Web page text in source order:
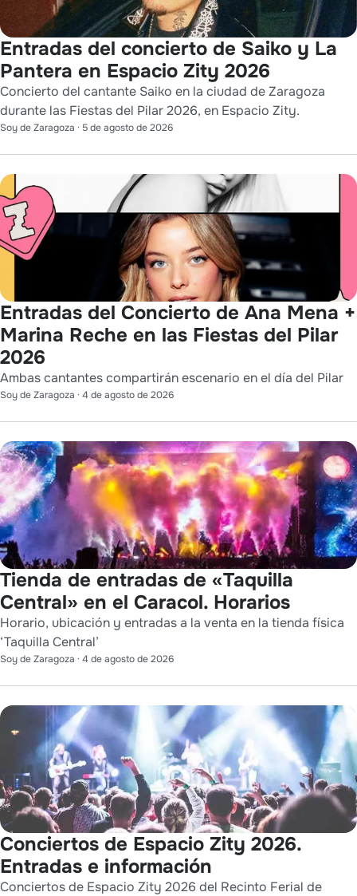
Entradas del concierto de Saiko y La
Pantera en Espacio Zity 2026
Concierto del cantante Saiko en la ciudad de Zaragoza
durante las Fiestas del Pilar 2026, en Espacio Zity.
Soy de Zaragoza · 5 de agosto de 2026
Entradas del Concierto de Ana Mena +
Marina Reche en las Fiestas del Pilar
2026
Ambas cantantes compartirán escenario en el día del Pilar
Soy de Zaragoza · 4 de agosto de 2026
Tienda de entradas de «Taquilla
Central» en el Caracol. Horarios
Horario, ubicación y entradas a la venta en la tienda física
‘Taquilla Central’
Soy de Zaragoza · 4 de agosto de 2026
Conciertos de Espacio Zity 2026.
Entradas e información
Conciertos de Espacio Zity 2026 del Recinto Ferial de